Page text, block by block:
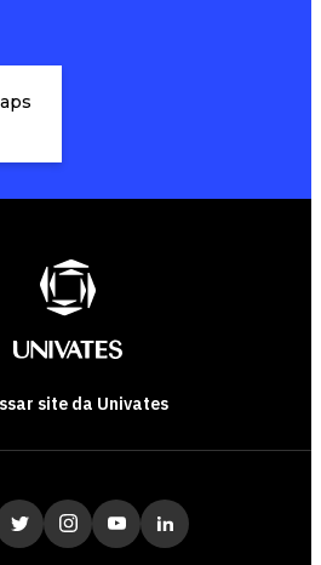
site da Univates